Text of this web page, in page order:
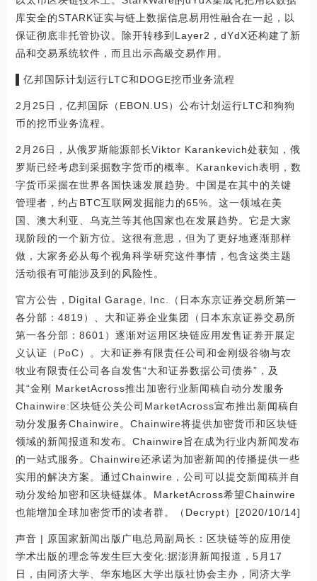
库安全的STARK证实与链上数据信息易用性融合在一起，以
保证彻底非托管协议。除开转移到Layer2，dYdX还构建了新
品和交易系统软件，而且出示高級交易作用。
▌亿邦国际计划运行LTC和DOGE挖币业务流程
2月25日，亿邦国际（EBON.US）公布计划运行LTC和狗狗
币的挖币业务流程。
2月26日，从俄罗斯能源部长Viktor Karankevich处获知，俄
罗斯已经考虑到采掘数字货币的概率。Karankevich表明，数
字货币采掘在世界各国快速发展趋势。中国是在其中的关键
管理者，约占BTC互联网发掘能力的65%。这一领域在美
国、澳大利亚、乌克兰等其他国家也在发展趋势。它是大家
现阶段的一个新方位。这很有意思，但为了更好地逐渐那样
做，大家务必从每个视角科学研究这件事情，包含这类主题
活动很有可能涉及到的风险性。
官方公告，Digital Garage, Inc.（日本东京证券交易所第一
各分部：4819）、大和证券企业集团（日本东京证券交易所
第一各分部：8601）逐渐对运用区块链应用发售证劵开展定
义认证（PoC）。大和证券有限责任公司和金刚级谷物与农
牧业有限责任公司各自发售“大和证券数据公司债券”，及
其“金刚 MarketAcross推出加密行业新闻稿自动分发服务
Chainwire:区块链公关公司MarketAcross宣布推出新闻稿自
动分发服务Chainwire。Chainwire将提供加密货币和区块链
领域的新闻报道和发布。Chainwire旨在成为行业内新闻发布
的一站式服务。Chainwire还承诺为加密新闻的传播提供一些
实用的解决方案。通过Chainwire，公司可以提交新闻稿并自
动分发给加密和区块链媒体。MarketAcross希望Chainwire
也能增加全球加密货币的读者群。（Decrypt）[2020/10/14]
声音 | 原国家新闻出版广电总局副局长：区块链等的应用使
学术出版的理念等发生巨大变化:据澎湃新闻报道，5月17
日，由同济大学、华东地区大学出版社协会主办，同济大学